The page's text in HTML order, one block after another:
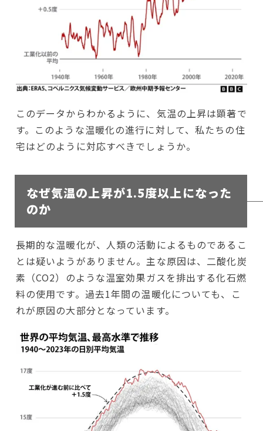
このデータからわかるように、気温の上昇は顕著で
す。このような温暖化の進行に対して、私たちの住
宅はどのように対応すべきでしょうか。
なぜ気温の上昇が1.5度以上になった
のか
長期的な温暖化が、人類の活動によるものであるこ
とは疑いようがありません。主な原因は、二酸化炭
素（CO2）のような温室効果ガスを排出する化石燃
料の使用です。過去1年間の温暖化についても、こ
れが原因の大部分となっています。